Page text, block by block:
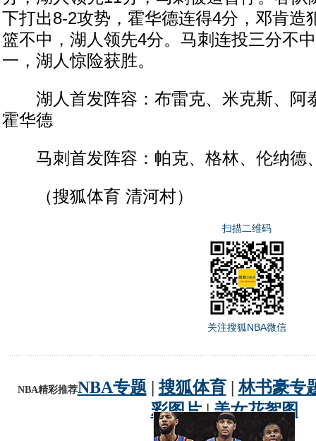
下打出8-2攻势，霍华德连得4分，邓肯造
篮不中，湖人领先4分。马刺连投三分不
一，湖人惊险获胜。
湖人首发阵容：布雷克、米克斯、阿
霍华德
马刺首发阵容：帕克、格林、伦纳德
（搜狐体育 清河村）
扫描二维码
关注搜狐NBA微信